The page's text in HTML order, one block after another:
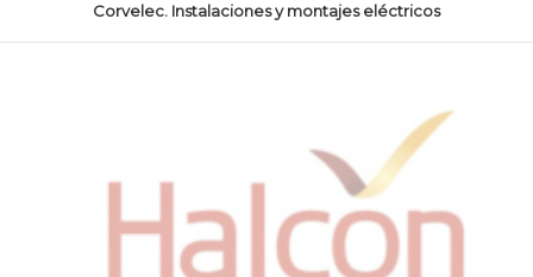
Corvelec. Instalaciones y montajes eléctricos